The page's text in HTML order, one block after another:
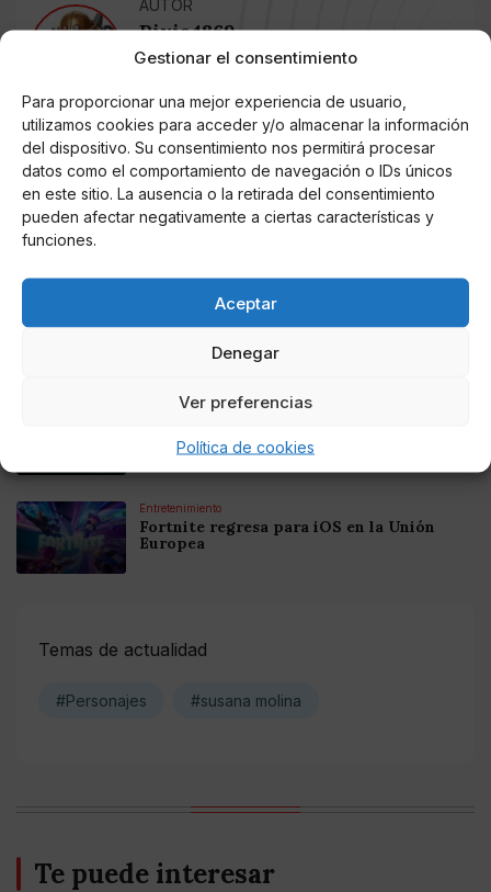
Gestionar el consentimiento
Para proporcionar una mejor experiencia de usuario,
utilizamos cookies para acceder y/o almacenar la información
del dispositivo. Su consentimiento nos permitirá procesar
datos como el comportamiento de navegación o IDs únicos
en este sitio. La ausencia o la retirada del consentimiento
pueden afectar negativamente a ciertas características y
funciones.
Aceptar
Denegar
Ver preferencias
Política de cookies
AUTOR
Pixia4869
Redactora freelancer, amante de la prensa
Noticias relacionadas
Online Casino
Mejores Cripto Casinos Online en
Online Casino
Mejores Casinos Online con Bitcoin y
Criptomonedas en Argentina 2025
Online Casino
criptomonedas y Bitcoin en México 2025
Entretenimiento
Fortnite regresa para iOS en la Unión
Europea
Temas de actualidad
#Personajes #susana molina
Te puede interesar